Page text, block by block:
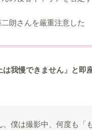
朗さんを厳重注意した
我慢できません」と即
僕は撮影中、何度も「